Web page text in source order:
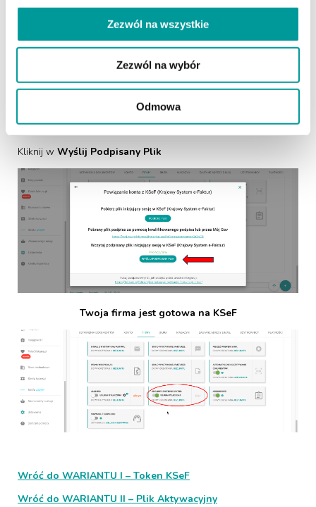
Zezwól na wszystkie
Zezwól na wybór
Odmowa
Krok 9.
Kliknij w Wyślij Podpisany Plik
Twoja firma jest gotowa na KSeF
Wróć do WARIANTU I – Token KSeF
Wróć do WARIANTU II – Plik Aktywacyjny